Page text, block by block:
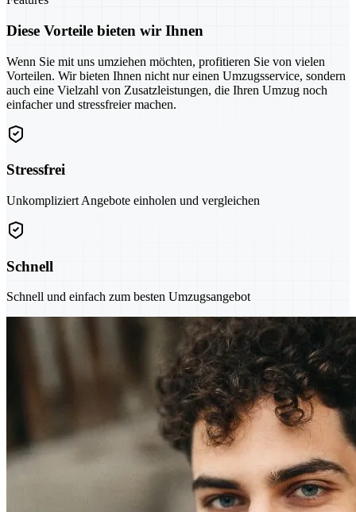
Diese Vorteile bieten wir Ihnen
Wenn Sie mit uns umziehen möchten, profitieren Sie von vielen
Vorteilen. Wir bieten Ihnen nicht nur einen Umzugsservice, sondern
auch eine Vielzahl von Zusatzleistungen, die Ihren Umzug noch
einfacher und stressfreier machen.
Stressfrei
Unkompliziert Angebote einholen und vergleichen
Schnell
Schnell und einfach zum besten Umzugsangebot